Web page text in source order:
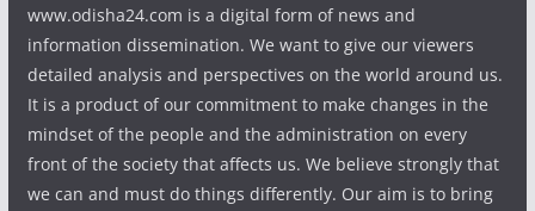
www.odisha24.com is a digital form of news and
information dissemination. We want to give our viewers
detailed analysis and perspectives on the world around us.
It is a product of our commitment to make changes in the
mindset of the people and the administration on every
front of the society that affects us. We believe strongly that
we can and must do things differently. Our aim is to bring